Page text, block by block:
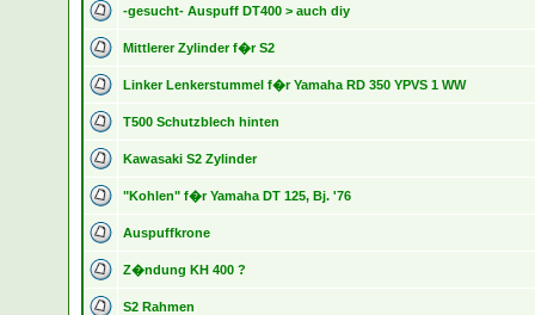
-gesucht- Auspuff DT400 > auch diy
Mittlerer Zylinder f�r S2
Linker Lenkerstummel f�r Yamaha RD 350 YPVS 1 WW
T500 Schutzblech hinten
Kawasaki S2 Zylinder
"Kohlen" f�r Yamaha DT 125, Bj. '76
Auspuffkrone
Z�ndung KH 400 ?
S2 Rahmen